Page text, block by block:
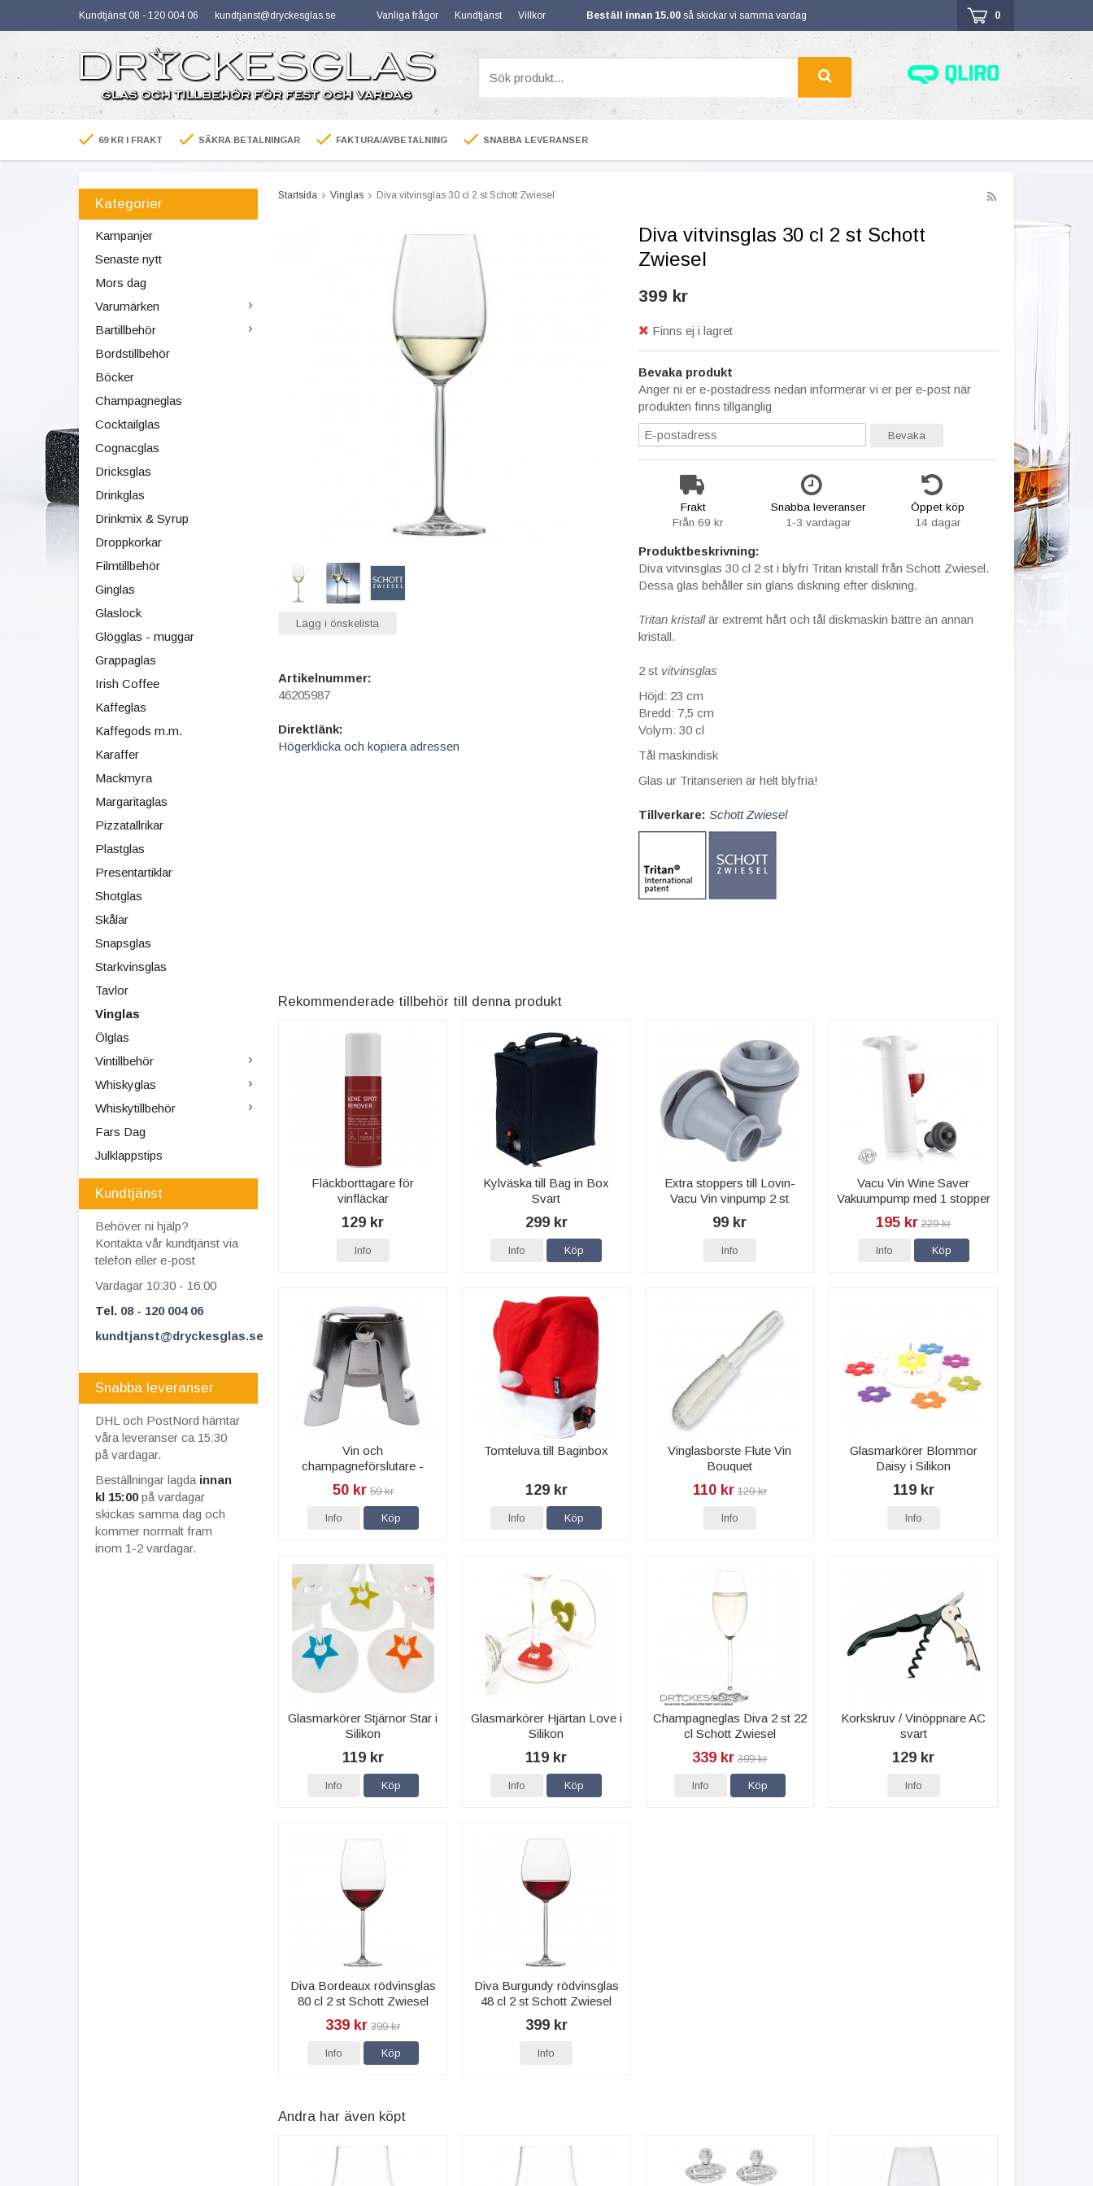
Kundtjänst 08 - 120 004 06 kundtjanst@dryckesglas.se Vanliga frågor Kundtjänst Villkor Beställ innan 15.00 så skickar vi samma vardag 0
69 KR I FRAKT SÄKRA BETALNINGAR FAKTURA/AVBETALNING SNABBA LEVERANSER
Kategorier
Kampanjer
Senaste nytt
Mors dag
Varumärken
Bartillbehör
Bordstillbehör
Böcker
Champagneglas
Cocktailglas
Cognacglas
Dricksglas
Drinkglas
Drinkmix & Syrup
Droppkorkar
Filmtillbehör
Ginglas
Glaslock
Glögglas - muggar
Grappaglas
Irish Coffee
Kaffeglas
Kaffegods m.m.
Karaffer
Mackmyra
Margaritaglas
Pizzatallrikar
Plastglas
Presentartiklar
Shotglas
Skålar
Snapsglas
Starkvinsglas
Tavlor
Vinglas
Ölglas
Vintillbehör
Whiskyglas
Whiskytillbehör
Fars Dag
Julklappstips
Kundtjänst
Behöver ni hjälp?
Kontakta vår kundtjänst via
telefon eller e-post
Vardagar 10:30 - 16:00
Tel. 08 - 120 004 06
kundtjanst@dryckesglas.se
Snabba leveranser
DHL och PostNord hämtar
våra leveranser ca 15:30
på vardagar.
Beställningar lagda innan
kl 15:00på vardagar
skickas samma dag och
kommer normalt fram
inom 1-2 vardagar.
Startsida Vinglas Diva vitvinsglas 30 cl 2 st Schott Zwiesel
Diva vitvinsglas 30 cl 2 st Schott
Zwiesel
399 kr
Finns ej i lagret
Bevaka produkt
Anger ni er e-postadress nedan informerar vi er per e-post när
produkten finns tillgänglig
Bevaka
Frakt
Från 69 kr
Snabba leveranser
1-3 vardagar
Öppet köp
14 dagar
Produktbeskrivning:
Diva vitvinsglas 30 cl 2 st i blyfri Tritan kristall från Schott Zwiesel.
Dessa glas behåller sin glans diskning efter diskning.
Tritan kristallär extremt hårt och tål diskmaskin bättre än annan
kristall.
2 st vitvinsglas
Höjd: 23 cm
Bredd: 7,5 cm
Volym: 30 cl
Tål maskindisk
Glas ur Tritanserien är helt blyfria!
Tillverkare: Schott Zwiesel
Lägg i önskelista
Artikelnummer:
46205987
Direktlänk:
Högerklicka och kopiera adressen
Rekommenderade tillbehör till denna produkt
Fläckborttagare för
vinfläckar
129 kr
Info
Kylväska till Bag in Box
Svart
299 kr
Info Köp
Extra stoppers till Lovin-
Vacu Vin vinpump 2 st
99 kr
Info
Vacu Vin Wine Saver
Vakuumpump med 1 stopper
195 kr 229 kr
Info Köp
Vin och
champagneförslutare -
Dorre
50 kr 59 kr
Info Köp
Tomteluva till Baginbox
129 kr
Info Köp
Vinglasborste Flute Vin
Bouquet
110 kr 129 kr
Info
Glasmarkörer Blommor
Daisy i Silikon
119 kr
Info
Glasmarkörer Stjärnor Star i
Silikon
119 kr
Info Köp
Glasmarkörer Hjärtan Love i
Silikon
119 kr
Info Köp
Champagneglas Diva 2 st 22
cl Schott Zwiesel
339 kr 399 kr
Info Köp
Korkskruv / Vinöppnare AC
svart
129 kr
Info
Diva Bordeaux rödvinsglas
80 cl 2 st Schott Zwiesel
339 kr 399 kr
Info Köp
Diva Burgundy rödvinsglas
48 cl 2 st Schott Zwiesel
399 kr
Info
Andra har även köpt